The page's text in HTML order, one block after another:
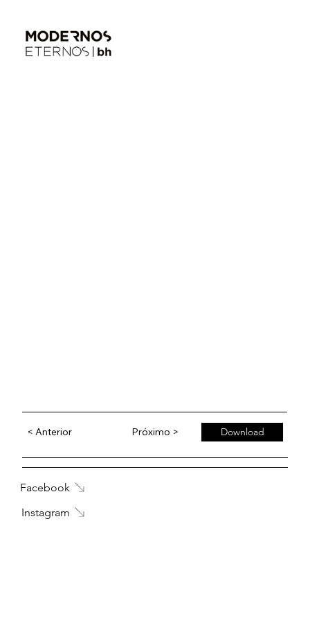
< Anterior Próximo > Download
Facebook
Instagram